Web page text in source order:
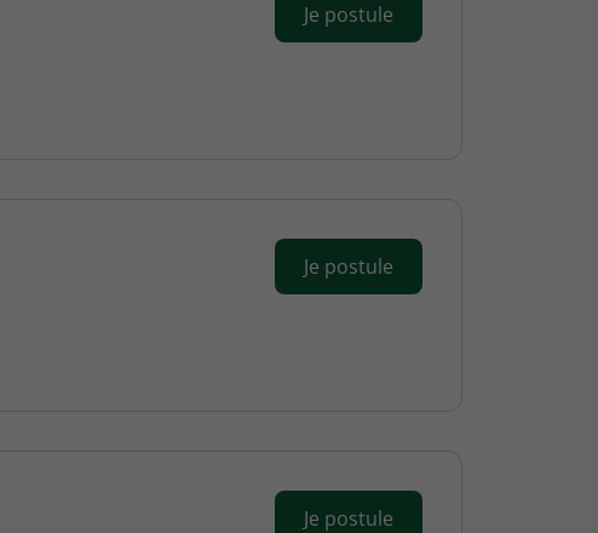
Je postule
Je postule
Je postule